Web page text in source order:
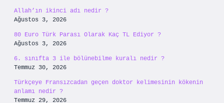
Allah’ın ikinci adı nedir ?
Ağustos 3, 2026
80 Euro Türk Parası Olarak Kaç TL Ediyor ?
Ağustos 3, 2026
6. sınıfta 3 ile bölünebilme kuralı nedir ?
Temmuz 30, 2026
Türkçeye Fransızcadan geçen doktor kelimesinin kökenin
anlamı nedir ?
Temmuz 29, 2026